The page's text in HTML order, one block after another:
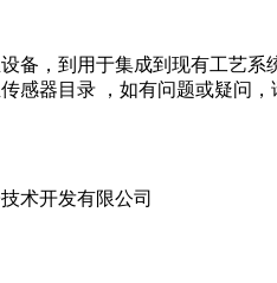
备，到用于集成到现有工艺
器目录 ，如有问题或疑问，
术开发有限公司